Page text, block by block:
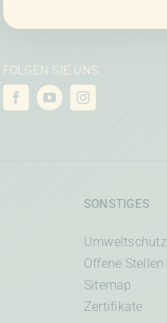
FOLGEN SIE UNS:
SONSTIGES
Umweltschutz
Offene Stellen
Sitemap
Zertifikate